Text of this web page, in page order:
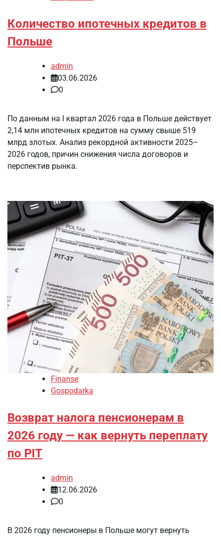
Количество ипотечных кредитов в
Польше
admin
03.06.2026
0
По данным на I квартал 2026 года в Польше действует
2,14 млн ипотечных кредитов на сумму свыше 519
млрд злотых. Анализ рекордной активности 2025–
2026 годов, причин снижения числа договоров и
перспектив рынка.
Finanse
Gospodarka
Возврат налога пенсионерам в
2026 году — как вернуть переплату
по PIT
admin
12.06.2026
0
В 2026 году пенсионеры в Польше могут вернуть